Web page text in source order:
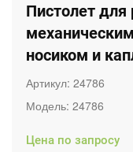
Пистолет для
носиком и
Артикул: 24786
Модель: 24786
Цена по запросу